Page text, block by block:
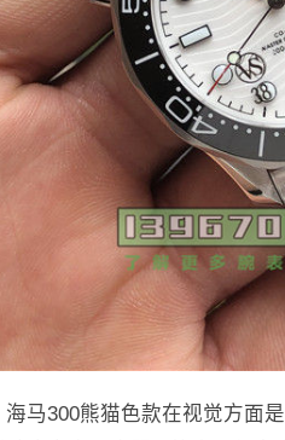
马300熊猫色款在视觉方面